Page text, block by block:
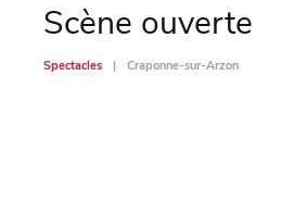
Scène ouverte
Spectacles Craponne-sur-Arzon